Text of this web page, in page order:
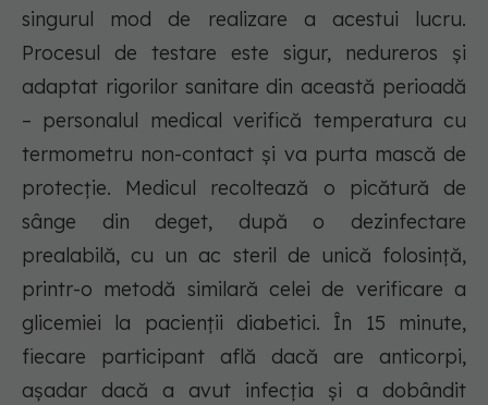
singurul mod de realizare a acestui lucru.
Procesul de testare este sigur, nedureros și
adaptat rigorilor sanitare din această perioadă
– personalul medical verifică temperatura cu
termometru non-contact și va purta mască de
protecție. Medicul recoltează o picătură de
sânge din deget, după o dezinfectare
prealabilă, cu un ac steril de unică folosință,
printr-o metodă similară celei de verificare a
glicemiei la pacienții diabetici. În 15 minute,
fiecare participant află dacă are anticorpi,
așadar dacă a avut infecția și a dobândit